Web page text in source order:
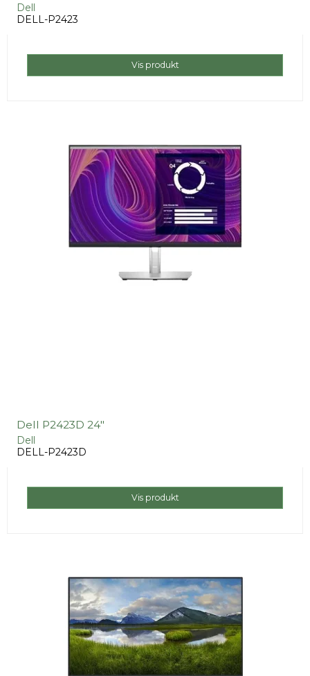
Dell
DELL-P2423
Vis produkt
Dell P2423D 24"
Dell
DELL-P2423D
Vis produkt